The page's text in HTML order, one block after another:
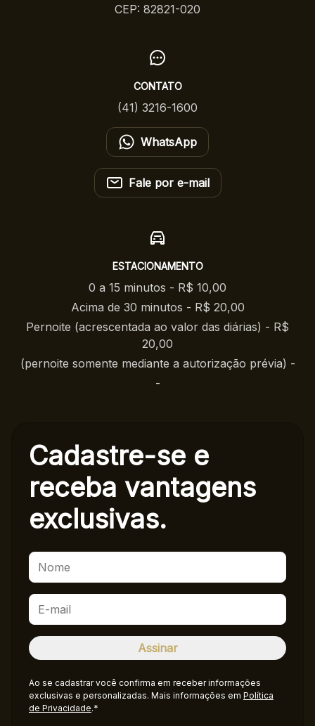
CEP: 82821-020
CONTATO
(41) 3216-1600
WhatsApp
Fale por e-mail
ESTACIONAMENTO
0 a 15 minutos - R$ 10,00
Acima de 30 minutos - R$ 20,00
Pernoite (acrescentada ao valor das diárias) - R$
20,00
(pernoite somente mediante a autorização prévia) -
-
Cadastre-se e
receba vantagens
exclusivas.
Ao se cadastrar você confirma em receber informações
exclusivas e personalizadas. Mais informações em Política
de Privacidade.*